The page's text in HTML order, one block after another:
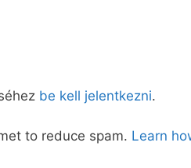
be kell jelentkezni.
to reduce spam. Learn